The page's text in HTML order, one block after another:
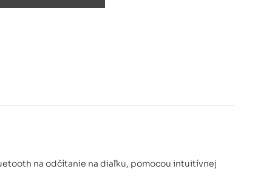
na odčítanie na diaľku, pomocou intuitívnej